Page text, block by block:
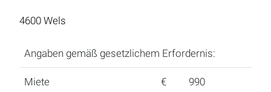
4600 Wels
Angaben gemäß gesetzlichem Erfordernis:
Miete € 990